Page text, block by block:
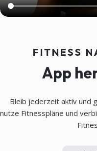
FITNESS
App
Bleib jederzeit aktiv und
nutze Fitnesspläne und